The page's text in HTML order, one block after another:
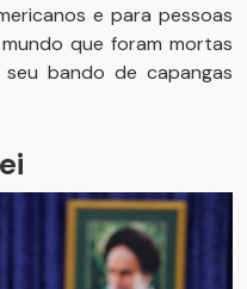
e para pessoas
que foram mortas
bando de capangas